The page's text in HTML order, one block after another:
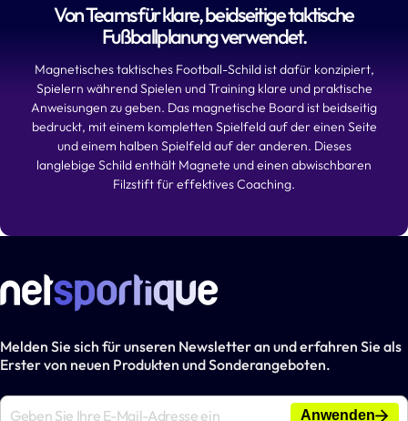
Von Teams für klare, beidseitige taktische
Fußballplanung verwendet.
Magnetisches taktisches Football-Schild ist dafür konzipiert,
Spielern während Spielen und Training klare und praktische
Anweisungen zu geben. Das magnetische Board ist beidseitig
bedruckt, mit einem kompletten Spielfeld auf der einen Seite
und einem halben Spielfeld auf der anderen. Dieses
langlebige Schild enthält Magnete und einen abwischbaren
Filzstift für effektives Coaching.
Melden Sie sich für unseren Newsletter an und erfahren Sie als
Erster von neuen Produkten und Sonderangeboten.
Anwenden